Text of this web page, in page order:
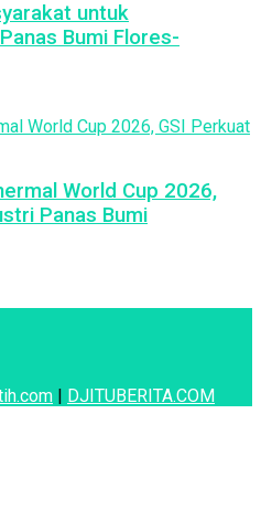
untuk
Bumi Flores-
World Cup 2026,
Panas Bumi
| DJITUBERITA.COM